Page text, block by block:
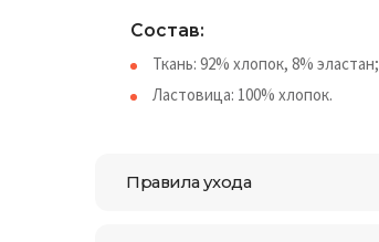
Состав:
Ткань: 92% хлопок, 8% эластан;
Ластовица: 100% хлопок.
Правила ухода